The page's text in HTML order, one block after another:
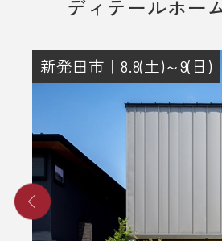
ディテールホー
新発田市｜8.8(土)～9(日)